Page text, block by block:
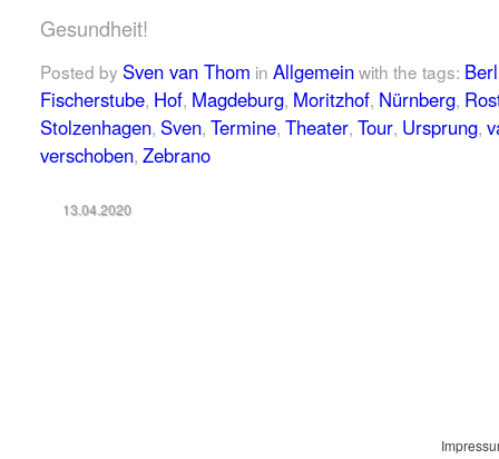
Gesundheit!
Posted by Sven van Thom in Allgemein with the tags:
Fischerstube, Hof, Magdeburg, Moritzhof, Nürnberg,
Stolzenhagen, Sven, Termine, Theater, Tour, Ursprung,
verschoben, Zebrano
13.04.2020